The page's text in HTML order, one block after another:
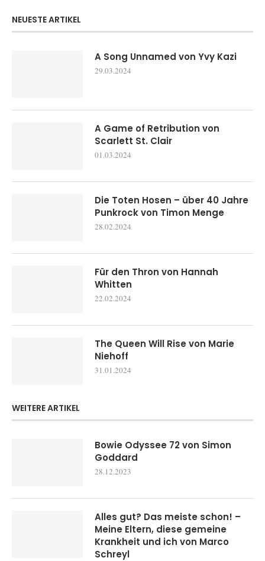
NEUESTE ARTIKEL
A Song Unnamed von Yvy Kazi
29.03.2024
A Game of Retribution von
Scarlett St. Clair
01.03.2024
Die Toten Hosen – über 40 Jahre
Punkrock von Timon Menge
28.02.2024
Für den Thron von Hannah
Whitten
22.02.2024
The Queen Will Rise von Marie
Niehoff
31.01.2024
WEITERE ARTIKEL
Bowie Odyssee 72 von Simon
Goddard
28.12.2023
Alles gut? Das meiste schon! –
Meine Eltern, diese gemeine
Krankheit und ich von Marco
Schreyl